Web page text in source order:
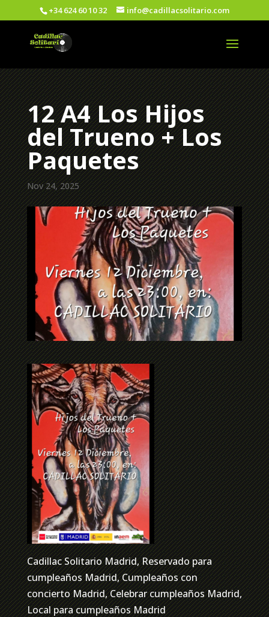
+34 624 60 10 32 info@cadillacsolitario.com
12 A4 Los Hijos
del Trueno + Los
Paquetes
Nov 24, 2025
Cadillac Solitario Madrid, Reservado para
cumpleaños Madrid, Cumpleaños con
concierto Madrid, Celebrar cumpleaños Madrid,
Local para cumpleaños Madrid